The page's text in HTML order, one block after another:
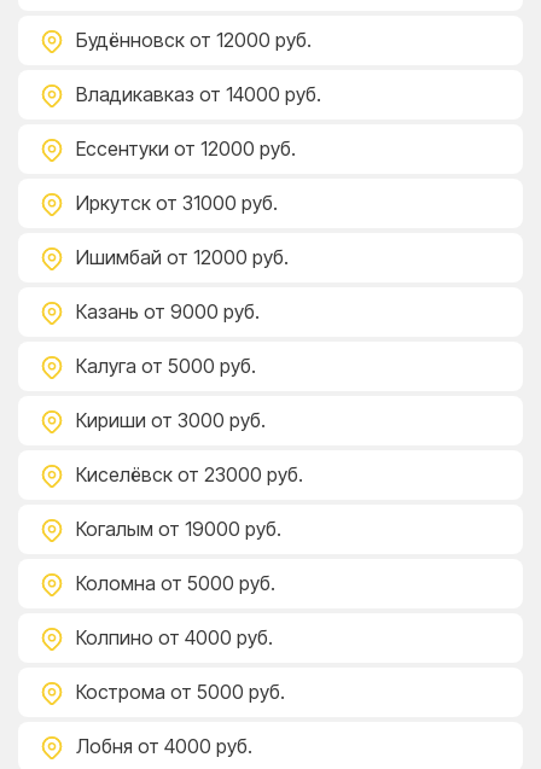
Будённовск от 12000 руб.
Владикавказ от 14000 руб.
Ессентуки от 12000 руб.
Иркутск от 31000 руб.
Ишимбай от 12000 руб.
Казань от 9000 руб.
Калуга от 5000 руб.
Кириши от 3000 руб.
Киселёвск от 23000 руб.
Когалым от 19000 руб.
Коломна от 5000 руб.
Колпино от 4000 руб.
Кострома от 5000 руб.
Лобня от 4000 руб.